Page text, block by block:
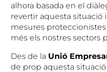
alhora basada en el
revertir aquesta situació
mesures
més els nostres sectors
Des de la Unió
de prop aquesta